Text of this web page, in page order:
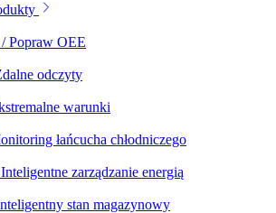
Popraw OEE
odczyty
warunki
łańcucha chłodniczego
zarządzanie energią
stan magazynowy